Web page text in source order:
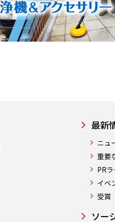
最新
ニュ
重要
PR
イベ
受賞
ソー